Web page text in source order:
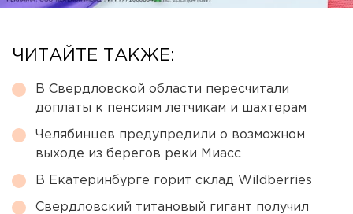
ЧИТАЙТЕ ТАКЖЕ:
В Свердловской области пересчитали
доплаты к пенсиям летчикам и шахтерам
Челябинцев предупредили о возможном
выходе из берегов реки Миасс
В Екатеринбурге горит склад Wildberries
Свердловский титановый гигант получил